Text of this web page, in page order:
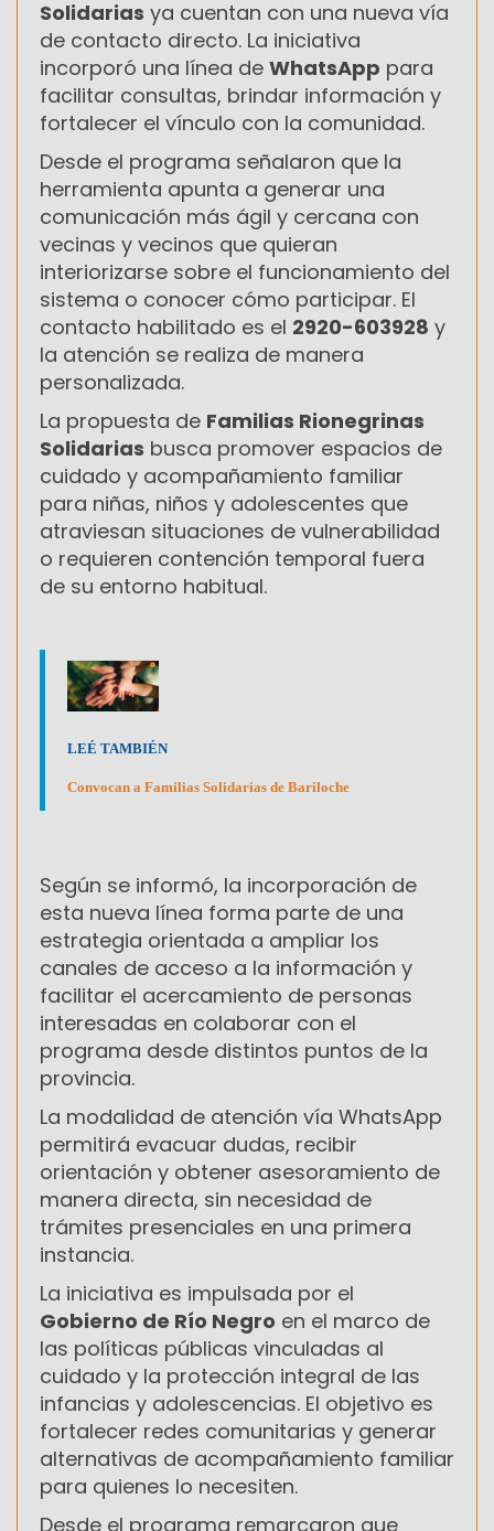
Solidarias ya cuentan con una nueva vía
de contacto directo. La iniciativa
incorporó una línea de WhatsApp para
facilitar consultas, brindar información y
fortalecer el vínculo con la comunidad.
Desde el programa señalaron que la
herramienta apunta a generar una
comunicación más ágil y cercana con
vecinas y vecinos que quieran
interiorizarse sobre el funcionamiento del
sistema o conocer cómo participar. El
contacto habilitado es el 2920-603928 y
la atención se realiza de manera
personalizada.
La propuesta de Familias Rionegrinas
Solidarias busca promover espacios de
cuidado y acompañamiento familiar
para niñas, niños y adolescentes que
atraviesan situaciones de vulnerabilidad
o requieren contención temporal fuera
de su entorno habitual.
LEÉ TAMBIÉN
Convocan a Familias Solidarias de Bariloche
Según se informó, la incorporación de
esta nueva línea forma parte de una
estrategia orientada a ampliar los
canales de acceso a la información y
facilitar el acercamiento de personas
interesadas en colaborar con el
programa desde distintos puntos de la
provincia.
La modalidad de atención vía WhatsApp
permitirá evacuar dudas, recibir
orientación y obtener asesoramiento de
manera directa, sin necesidad de
trámites presenciales en una primera
instancia.
La iniciativa es impulsada por el
Gobierno de Río Negro en el marco de
las políticas públicas vinculadas al
cuidado y la protección integral de las
infancias y adolescencias. El objetivo es
fortalecer redes comunitarias y generar
alternativas de acompañamiento familiar
para quienes lo necesiten.
Desde el programa remarcaron que